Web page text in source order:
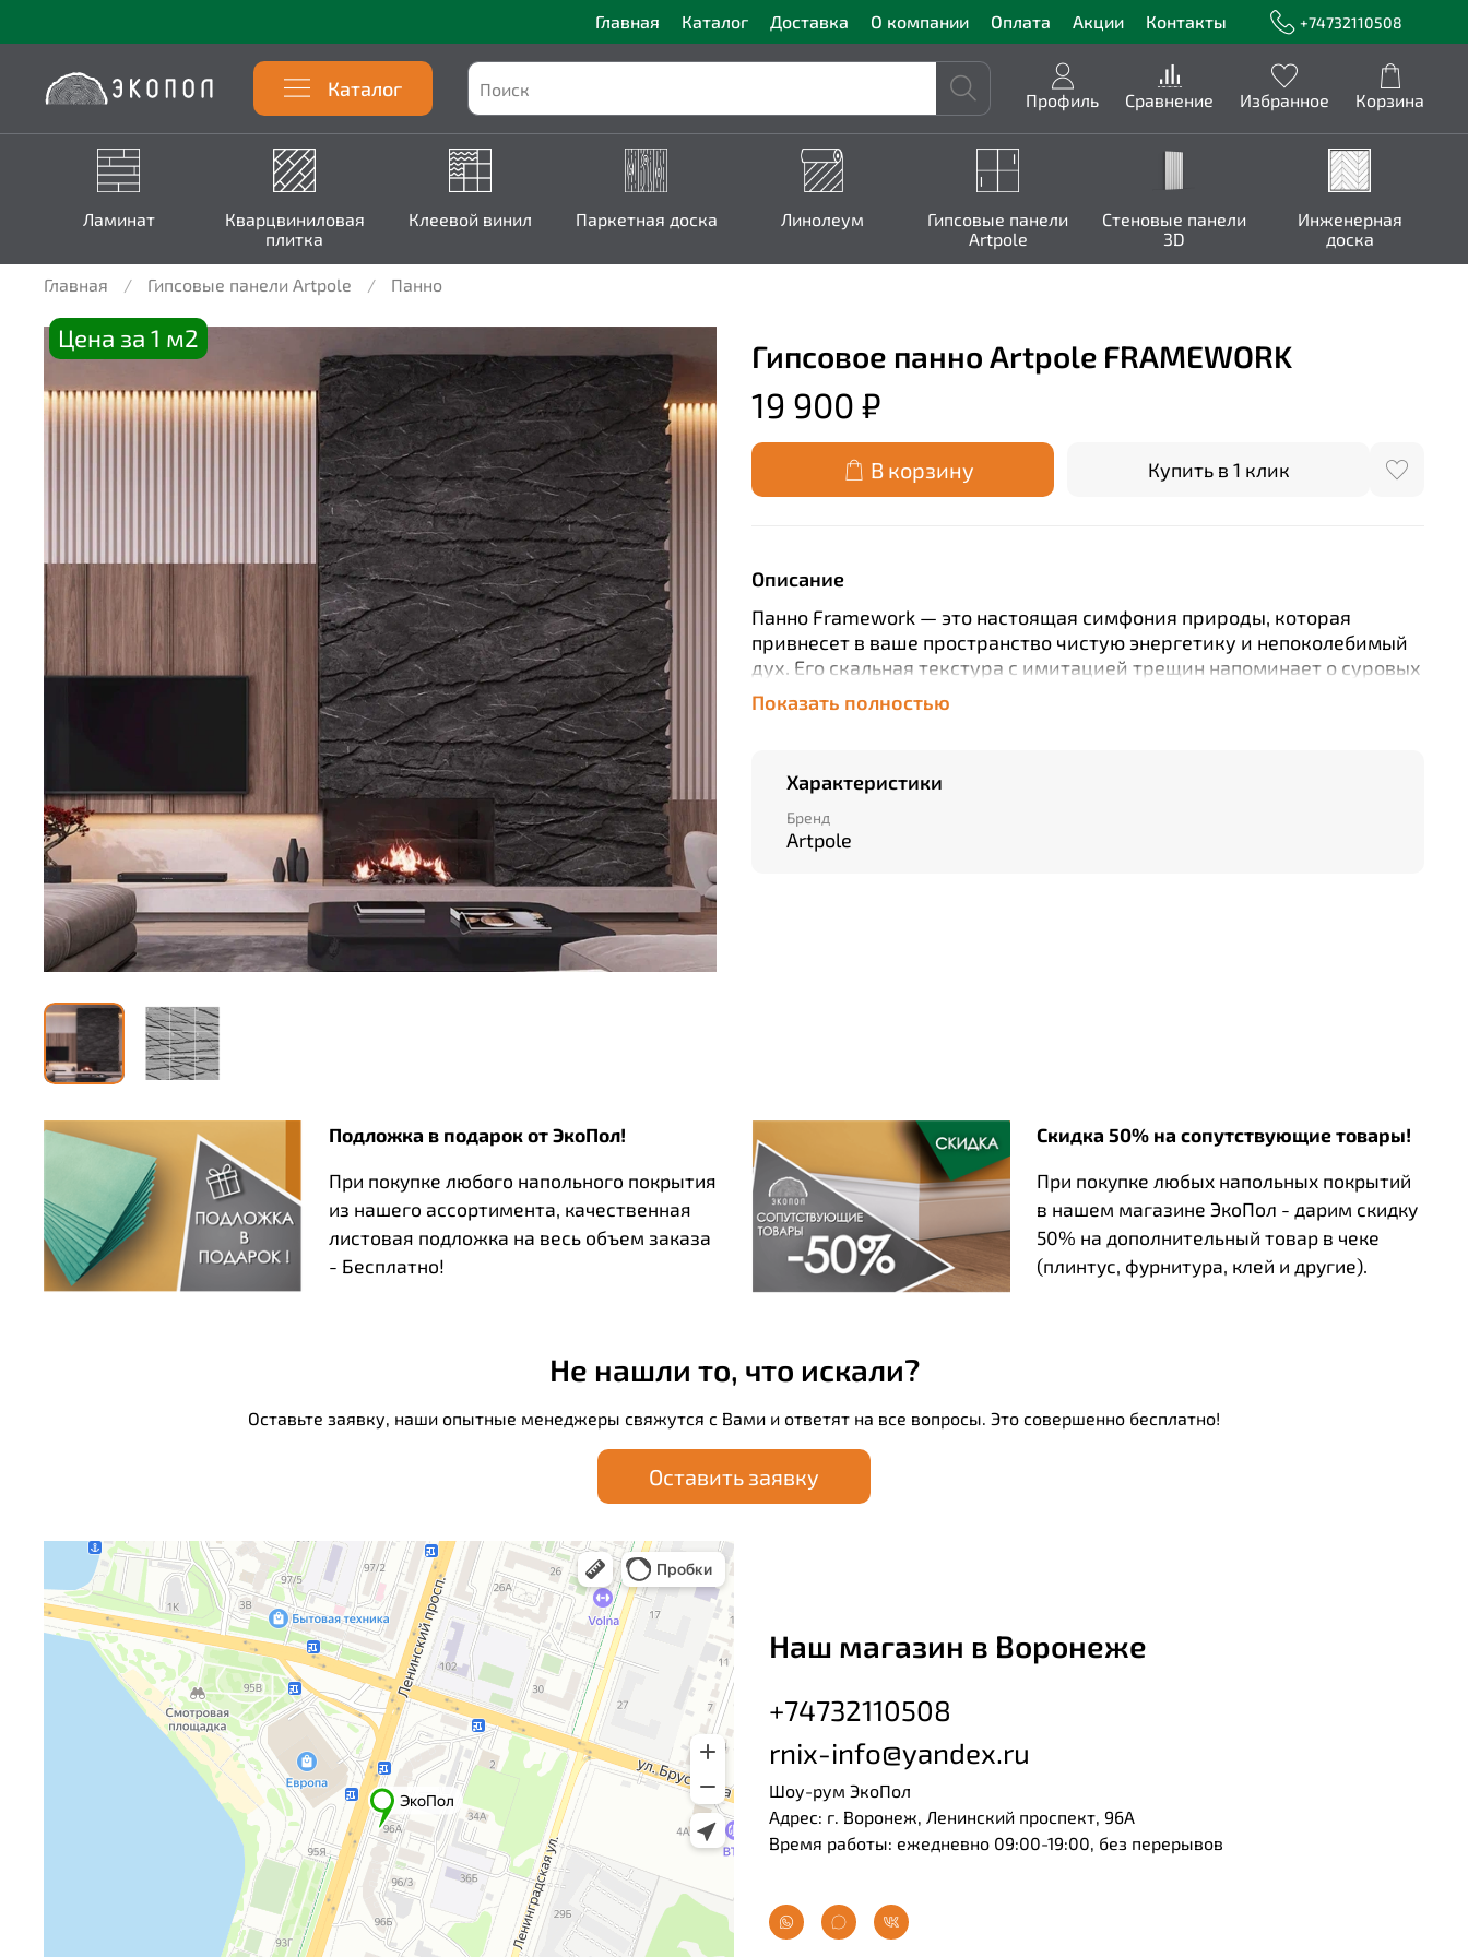
Главная Каталог Доставка О компании Оплата Акции Контакты +74732110508
Каталог Профиль Сравнение Избранное Корзина
Ламинат
Кварцвиниловая
плитка
Клеевой винил Паркетная доска Линолеум
Гипсовые панели
Artpole
Стеновые панели
3D
Инженерная
доска
Главная Гипсовые панели Artpole Панно
Цена за 1 м2 Гипсовое панно Artpole FRAMEWORK
19 900 ₽
В корзину Купить в 1 клик
Описание
Панно Framework — это настоящая симфония природы, которая
привнесет в ваше пространство чистую энергетику и непоколебимый
дух. Его скальная текстура с имитацией трещин напоминает о суровых
скалах, величественных горах, поднимающихся к небесам утесах.
Инсталляция вызывает ассоциации с недоступными хребтами, где
из девяти 3D-панелей из натурального гипса. Оно словно приглашает
вас совершить путешествие в сердце дикой природы. Элементы
монтируются встык, а швы незаметно затираются, образуя эффект
Показать полностью
Характеристики
Бренд
Artpole
Подложка в подарок от ЭкоПол!
При покупке любого напольного покрытия
из нашего ассортимента, качественная
листовая подложка на весь объем заказа
- Бесплатно!
Скидка 50% на сопутствующие товары!
При покупке любых напольных покрытий
в нашем магазине ЭкоПол - дарим скидку
50% на дополнительный товар в чеке
(плинтус, фурнитура, клей и другие).
Не нашли то, что искали?
Оставьте заявку, наши опытные менеджеры свяжутся с Вами и ответят на все вопросы. Это совершенно бесплатно!
Оставить заявку
Наш магазин в Воронеже
+74732110508
rnix-info@yandex.ru
Шоу-рум ЭкоПол
Адрес: г. Воронеж, Ленинский проспект, 96А
Время работы: ежедневно 09:00-19:00, без перерывов